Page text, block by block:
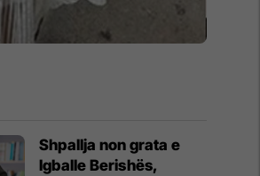
Shpallja non grata e
Igballe Berishës,